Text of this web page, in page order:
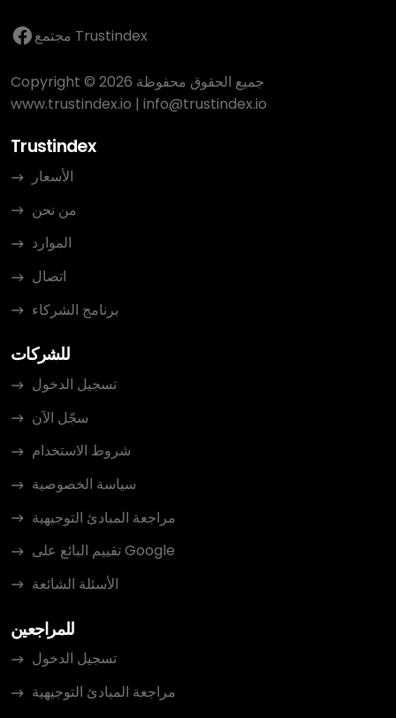
مجتمع Trustindex
Copyright © 2026 جميع الحقوق محفوظة
www.trustindex.io | info@trustindex.io
Trustindex
الأسعار
من نحن
الموارد
اتصال
برنامج الشركاء
للشركات
تسجيل الدخول
سجّل الآن
شروط الاستخدام
سياسة الخصوصية
مراجعة المبادئ التوجيهية
تقييم البائع على Google
الأسئلة الشائعة
للمراجعين
تسجيل الدخول
مراجعة المبادئ التوجيهية